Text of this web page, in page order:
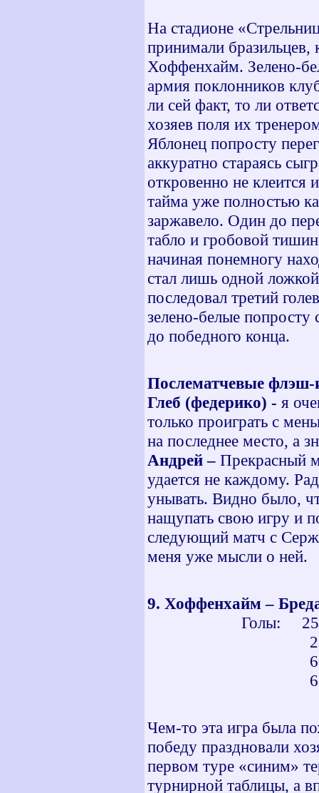
На стадионе
принимали бразильцев,
Хоффенхайм. Зелено-
армия поклонников
ли сей факт, то ли
хозяев поля их
Яблонец попросту
аккуратно стараясь
откровенно не клеится
тайма уже полностью
заржавело. Один до
табло и гробовой
начиная понемногу
стал лишь одной
последовал третий
зелено-белые
до победного конца.
Послематчевые
Глеб (федерико) - я
только проиграть с
на последнее место, а
Андрей – Прекрасный
удается не каждому.
унывать. Видно было,
нащупать свою игру и
следующий матч с
меня уже мысли о ней.
9. Хоффенхайм –
Голы: 25
28 мин -
60 мин -
68 мин -
Чем-то эта игра была
победу праздновали
первом туре «синим»
турнирной таблицы, а